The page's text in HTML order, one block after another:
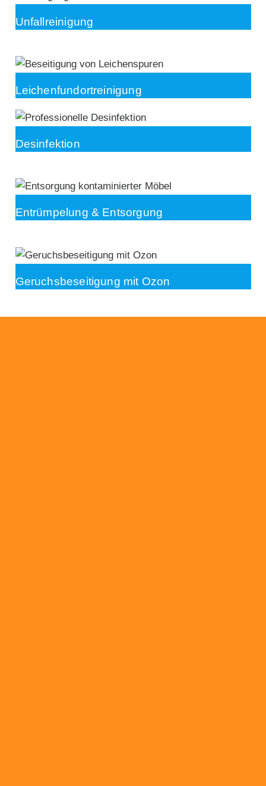
Unfallreinigung
Leichenfundortreinigung
Desinfektion
Entrümpelung & Entsorgung
Geruchsbeseitigung mit Ozon